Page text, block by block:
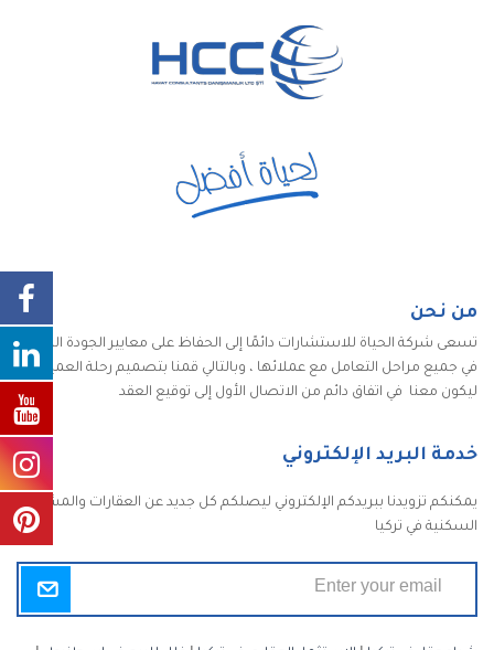
من نحن
تسعى شركة الحياة للاستشارات دائمًا إلى الحفاظ على معايير الجودة الكاملة
في جميع مراحل التعامل مع عملائها ، وبالتالي قمنا بتصميم رحلة العميل
ليكون معنا في اتفاق دائم من الاتصال الأول إلى توقيع العقد
خدمة البريد الإلكتروني
يمكنكم تزويدنا ببريدكم الإلكتروني ليصلكم كل جديد عن العقارات والمشاريع
السكنية في تركيا